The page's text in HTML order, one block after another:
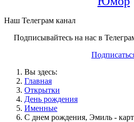
Наш Телеграм канал
Подписывайтесь на нас в
Вы здесь:
Главная
Открытки
День рождения
Именные
С днем рождения, Эмиль -